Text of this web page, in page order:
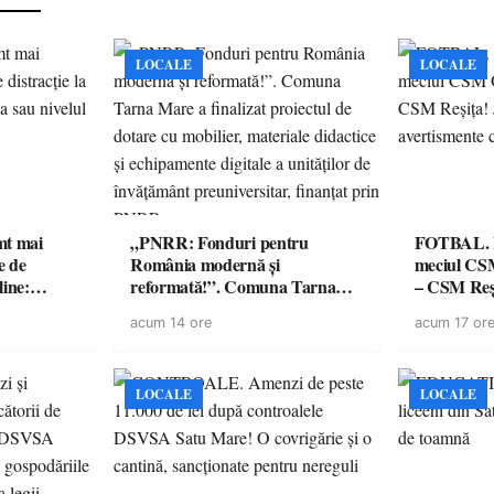
mai
de
LOCALE
„PNRR: Fonduri pentru
România modernă și
reformată!”. Comuna Tarna
dotare cu mobilier, materiale
a unităților de învățământ
preuniversitar, finanțat prin
PNRR
acum 14 ore
LOCALE
FOTBAL.
meciul
– CSM
suporteri
acum 17 ore
LOCALE LOCALE